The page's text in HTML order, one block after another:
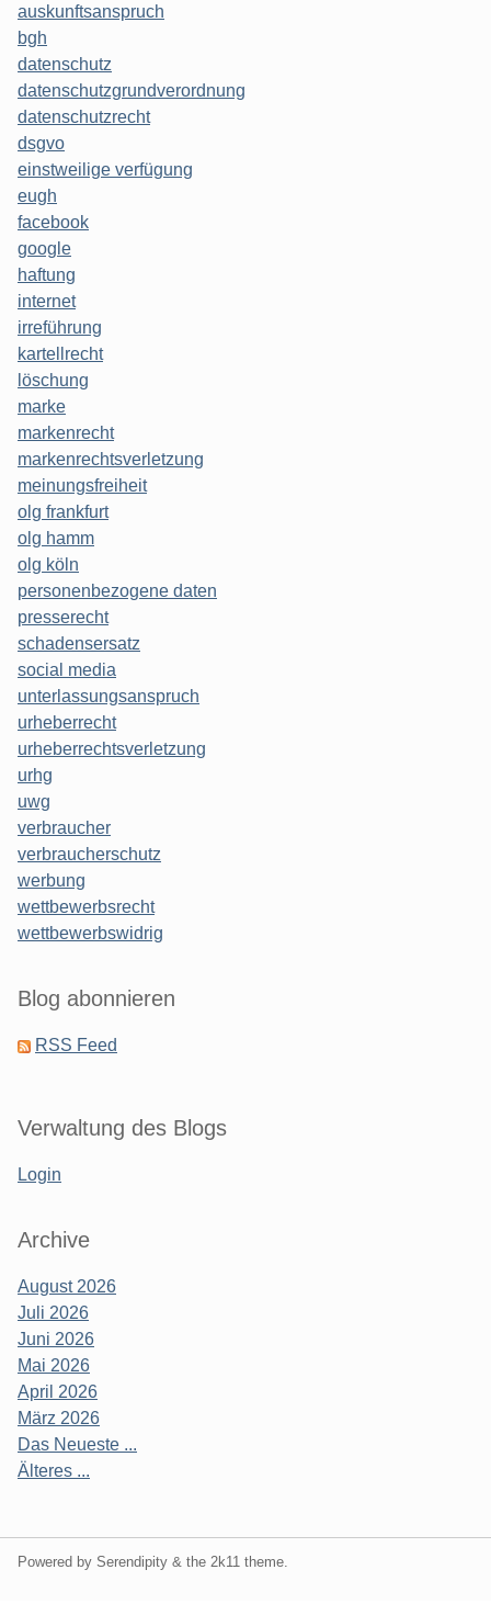
auskunftsanspruch
bgh
datenschutz
datenschutzgrundverordnung
datenschutzrecht
dsgvo
einstweilige verfügung
eugh
facebook
google
haftung
internet
irreführung
kartellrecht
löschung
marke
markenrecht
markenrechtsverletzung
meinungsfreiheit
olg frankfurt
olg hamm
olg köln
personenbezogene daten
presserecht
schadensersatz
social media
unterlassungsanspruch
urheberrecht
urheberrechtsverletzung
urhg
uwg
verbraucher
verbraucherschutz
werbung
wettbewerbsrecht
wettbewerbswidrig
Blog abonnieren
RSS Feed
Verwaltung des Blogs
Login
Archive
August 2026
Juli 2026
Juni 2026
Mai 2026
April 2026
März 2026
Das Neueste ...
Älteres ...
Powered by Serendipity & the 2k11 theme.